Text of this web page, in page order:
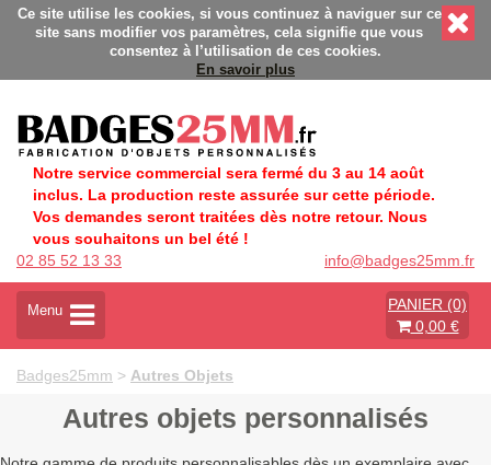
- Fabrication Française éco-responsable - Délais rapides -
Ce site utilise les cookies, si vous continuez à naviguer sur ce
site sans modifier vos paramètres, cela signifie que vous
consentez à l’utilisation de ces cookies.
En savoir plus
Notre service commercial sera fermé du 3 au 14 août
inclus. La production reste assurée sur cette période.
Vos demandes seront traitées dès notre retour. Nous
vous souhaitons un bel été !
02 85 52 13 33
info@badges25mm.fr
A
t
v
Menu
PANIER (0)
0,00 €
Badges25mm > Autres Objets
Autres objets personnalisés